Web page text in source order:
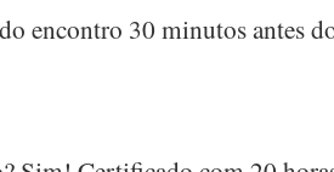
encontro 30 minutos antes